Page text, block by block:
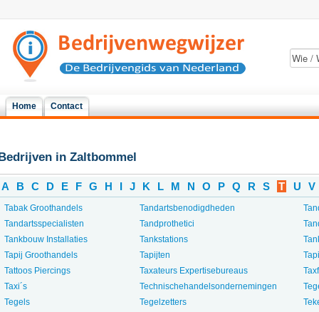
Home Contact
in Zaltbommel
A B C D E F G H I J K L M N O P Q R S T U V
Tabak Groothandels
Tandartsspecialisten
Tankbouw Installaties
Tapij Groothandels
Tattoos Piercings
Taxi´s
Tegels
Tandartsbenodigdheden
Tandprothetici
Tankstations
Tapijten
Taxateurs Expertisebureaus
Technischehandelsondernemingen
Tegelzetters